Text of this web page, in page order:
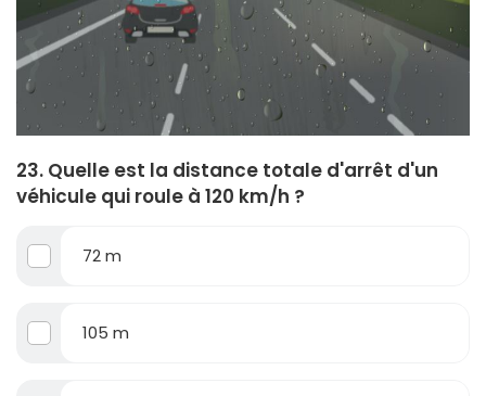
23. Quelle est la distance totale d'arrêt d'un
véhicule qui roule à 120 km/h ?
72 m
105 m